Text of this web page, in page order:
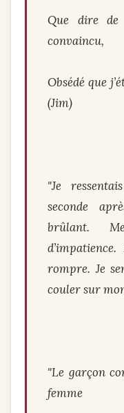
Que dire de
convaincu,
Obsédé que
(Jim)
"Je
seconde
brûlant.
rompre. Je
couler sur
"Le garçon
femme